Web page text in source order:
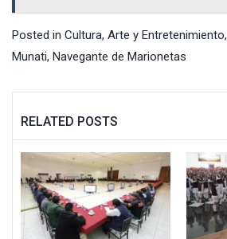
Posted in Cultura, Arte y Entretenimiento,
Munati, Navegante de Marionetas
RELATED POSTS